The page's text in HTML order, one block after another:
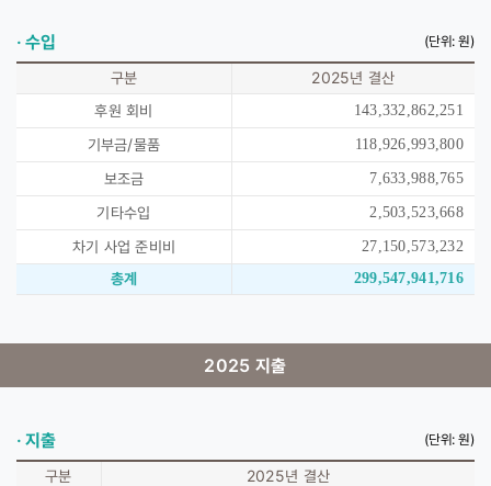
· 수입 (단위: 원)
구분
2025년 결산
후원 회비
143,332,862,251
기부금/물품 118,926,993,800
보조금 7,633,988,765
기타수입 2,503,523,668
차기 사업 준비비 27,150,573,232
총계 299,547,941,716
2025 지출
· 지출 (단위: 원)
구분 2025년 결산